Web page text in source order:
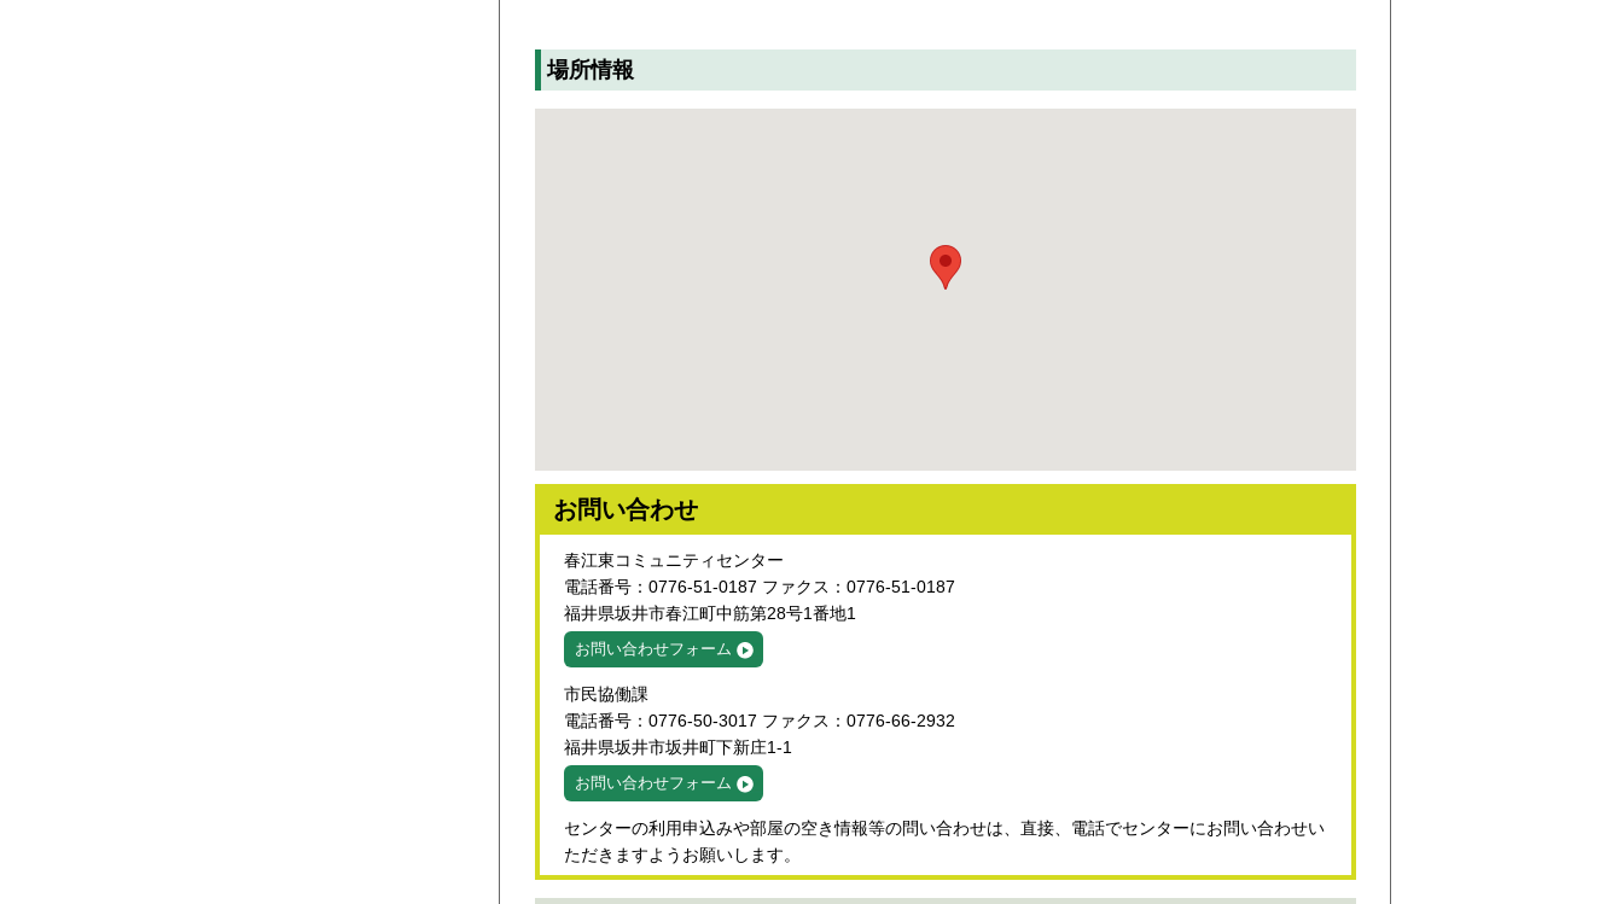
場所情報
お問い合わせ
春江東コミュニティセンター
電話番号：0776-51-0187 ファクス：0776-51-0187
福井県坂井市春江町中筋第28号1番地1
お問い合わせフォーム
市民協働課
電話番号：0776-50-3017 ファクス：0776-66-2932
福井県坂井市坂井町下新庄1-1
お問い合わせフォーム
センターの利用申込みや部屋の空き情報等の問い合わせは、直接、電話でセンターにお問い合わせい
ただきますようお願いします。